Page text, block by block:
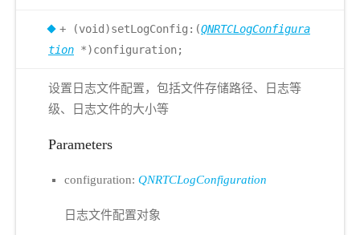
+ (void)setLogConfig:(QNRTCLogConfigura
tion *)configuration;
设置日志文件配置，包括文件存储路径、日志等
级、日志文件的大小等
Parameters
configuration: QNRTCLogConfiguration
日志文件配置对象